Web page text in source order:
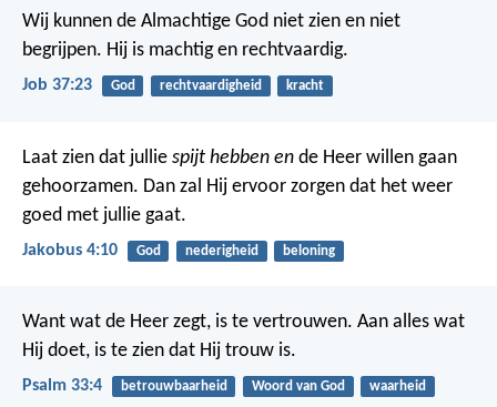
Wij kunnen de Almachtige God niet zien en niet
begrijpen. Hij is machtig en rechtvaardig.
Job 37:23 God rechtvaardigheid kracht
Laat zien dat jullie spijt hebben en de Heer willen gaan
gehoorzamen. Dan zal Hij ervoor zorgen dat het weer
goed met jullie gaat.
Jakobus 4:10 God nederigheid beloning
Want wat de Heer zegt, is te vertrouwen. Aan alles wat
Hij doet, is te zien dat Hij trouw is.
Psalm 33:4 betrouwbaarheid Woord van God waarheid